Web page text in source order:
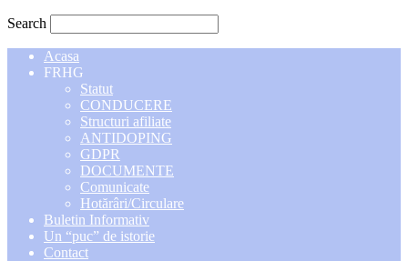
Search
Acasa
FRHG
Statut
CONDUCERE
Structuri afiliate
ANTIDOPING
GDPR
DOCUMENTE
Comunicate
Hotărâri/Circulare
Buletin Informativ
Un “puc” de istorie
Contact